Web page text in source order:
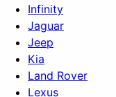
Infinity
Jaguar
Jeep
Kia
Land Rover
Lexus